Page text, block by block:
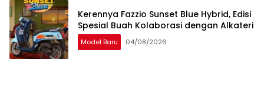
Kerennya Fazzio Sunset Blue Hybrid, Edisi
Spesial Buah Kolaborasi dengan Alkateri
Model Baru 04/08/2026